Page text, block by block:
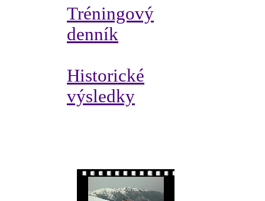
Tréningový
denník
Historické
výsledky